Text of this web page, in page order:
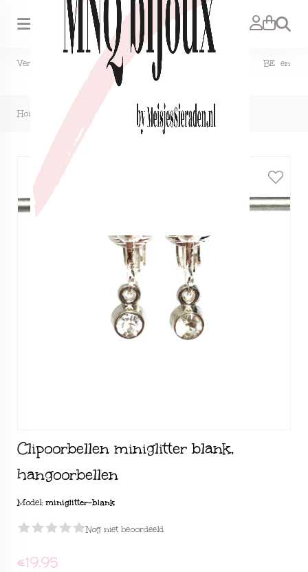
Zoeken
Verzendkosten NL €1,50, GRATIS bij bestelling vanaf €15. BE en
DE €2,95, GRATIS verzenden vanaf €50.
Home Clipoorbellen miniglitter blank, hangoorbellen
Clipoorbellen miniglitter blank,
hangoorbellen
Model: miniglitter-blank
Nog niet beoordeeld
€19,95